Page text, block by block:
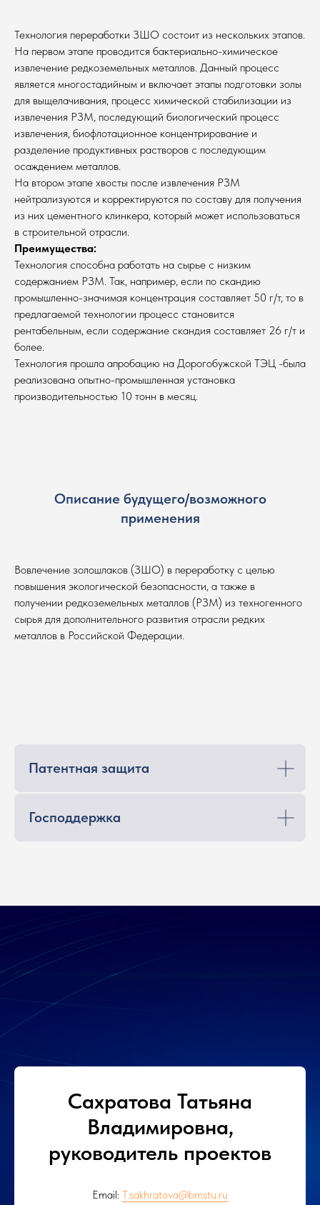
Технология переработки ЗШО состоит из нескольких этапов.
На первом этапе проводится бактериально-химическое
извлечение редкоземельных металлов. Данный процесс
является многостадийным и включает этапы подготовки золы
для выщелачивания, процесс химической стабилизации из
извлечения РЗМ, последующий биологический процесс
извлечения, биофлотационное концентрирование и
разделение продуктивных растворов с последующим
осаждением металлов.
На втором этапе хвосты после извлечения РЗМ
нейтрализуются и корректируются по составу для получения
из них цементного клинкера, который может использоваться
в строительной отрасли.
Преимущества:
Технология способна работать на сырье с низким
содержанием РЗМ. Так, например, если по скандию
промышленно-значимая концентрация составляет 50 г/т, то в
предлагаемой технологии процесс становится
рентабельным, если содержание скандия составляет 26 г/т и
более.
Технология прошла апробацию на Дорогобужской ТЭЦ -была
реализована опытно-промышленная установка
производительностью 10 тонн в месяц.
Описание будущего/возможного
применения
Вовлечение золошлаков (ЗШО) в переработку с целью
повышения экологической безопасности, а также в
получении редкоземельных металлов (РЗМ) из техногенного
сырья для дополнительного развития отрасли редких
металлов в Российской Федерации.
Патентная защита
Господдержка
Сахратова Татьяна
Владимировна,
руководитель проектов
Email: T.sakhratova@bmstu.ru